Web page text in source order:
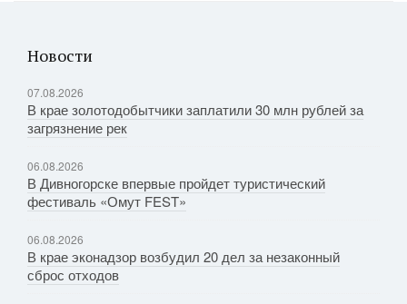
Новости
07.08.2026
В крае золотодобытчики заплатили 30 млн рублей за
загрязнение рек
06.08.2026
В Дивногорске впервые пройдет туристический
фестиваль «Омут FEST»
06.08.2026
В крае эконадзор возбудил 20 дел за незаконный
сброс отходов